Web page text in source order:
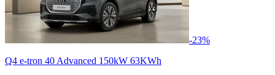
-23%
Q4 e-tron 40 Advanced 150kW 63KWh